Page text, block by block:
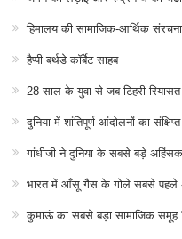
हिमालय की सामाजिक-आर्थिक
हैप्पी बर्थडे कॉर्बेट साहब
28 साल के युवा से जब टिहरी
दुनिया में शांतिपूर्ण आंदोलनों का
गांधीजी ने दुनिया के सबसे बड़े
भारत में आँसू गैस के गोले सबसे पहले
कुमाऊं का सबसे बड़ा सामाजिक समूह